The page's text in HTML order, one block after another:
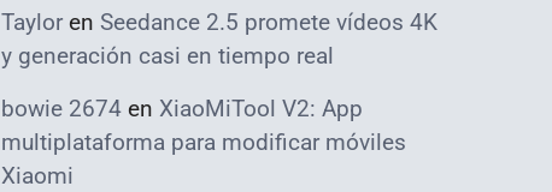
Taylor en Seedance 2.5 promete vídeos 4K
y generación casi en tiempo real
bowie 2674 en XiaoMiTool V2: App
multiplataforma para modificar móviles
Xiaomi